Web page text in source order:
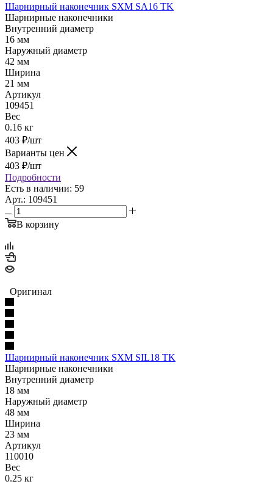
Шарнирный наконечник SXM SA16 TK
Шарнирные наконечники
Внутренний диаметр
16 мм
Наружный диаметр
42 мм
Ширина
21 мм
Артикул
109451
Вес
0.16 кг
403 ₽/шт
Варианты цен
403 ₽/шт
Подробности
Есть в наличии: 59
Арт.: 109451
В корзину
Оригинал
Шарнирный наконечник SXM SIL18 TK
Шарнирные наконечники
Внутренний диаметр
18 мм
Наружный диаметр
48 мм
Ширина
23 мм
Артикул
110010
Вес
0.25 кг